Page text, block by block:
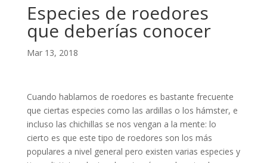
Especies de roedores
que deberías conocer
Mar 13, 2018
Cuando hablamos de roedores es bastante frecuente
que ciertas especies como las ardillas o los hámster, e
incluso las chichillas se nos vengan a la mente: lo
cierto es que este tipo de roedores son los más
populares a nivel general pero existen varias especies y